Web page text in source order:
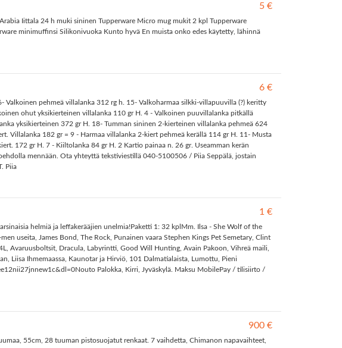
5 €
Iittala 24 h muki sininen Tupperware Micro mug mukit 2 kpl Tupperware
minimuffinsi Silikonivuoka Kunto hyvä En muista onko edes käytetty, lähinnä
6 €
pehmeä villalanka 312 rg h. 15- Valkoharmaa silkki-villapuuvilla (?) keritty
ohut yksikierteinen villalanka 110 gr H. 4 - Valkoinen puuvillalanka pitkällä
yksikierteinen 372 gr H. 18- Tumman sininen 2-kierteinen villalanka pehmeä 624
Villalanka 182 gr = 9 - Harmaa villalanka 2-kiert pehmeä kerällä 114 gr H. 11- Musta
172 gr H. 7 - Kiiltolanka 84 gr H. 2 Kartio painaa n. 26 gr. Useamman kerän
mennään. Ota yhteyttä tekstiviestillä 040-5100506 / Piia Seppälä, jostain
Piia
1 €
helmiä ja leffakerääjien unelmia!Paketti 1: 32 kplMm. Ilsa - She Wolf of the
useita, James Bond, The Rock, Punainen vaara Stephen Kings Pet Semetary, Clint
Avaruusboltsit, Dracula, Labyrintti, Good Will Hunting, Avain Pakoon, Vihreä maili,
Liisa Ihmemaassa, Kaunotar ja Hirviö, 101 Dalmatialaista, Lumottu, Pieni
Palokka, Kirri, Jyväskylä. Maksu MobilePay / tilisiirto /
900 €
55cm, 28 tuuman pistosuojatut renkaat. 7 vaihdetta, Chimanon napavaihteet,